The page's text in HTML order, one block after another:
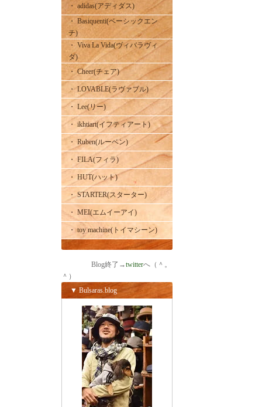
・ adidas(アディダス)
・ Basiquenti(ベーシックエン
チ)
・ Viva La Vida(ヴィバラヴィ
ダ)
・ Cheer(チェア)
・ LOVABLE(ラヴァブル)
・ Lee(リー)
・ ikhtiart(イフティアート)
・ Ruben(ルーベン)
・ FILA(フィラ)
・ HUT(ハット)
・ STARTER(スターター)
・ MEI(エムイーアイ)
・ toy machine(トイマシーン)
Blog終了→twitterへ（＾。
＾）
▼ Bulsaras.blog